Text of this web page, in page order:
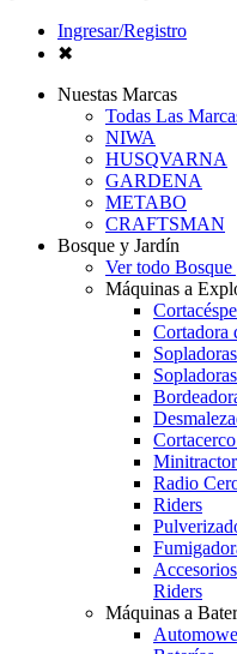
Ingresar/Registro
✖
Nuestas Marcas
Todas Las
NIWA
HUSQVARNA
GARDENA
METABO
CRAFTSMAN
Bosque y Jardín
Ver todo Bosque
Máquinas a
Cortadora
Sopladoras
Radio
Riders
Riders
Máquinas a